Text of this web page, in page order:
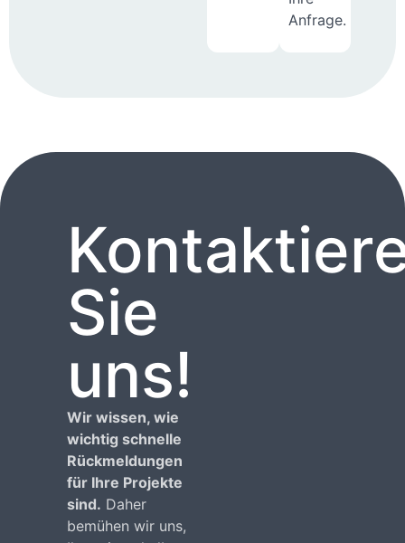
Anfrage.
Sie
uns!
Wir wissen, wie
wichtig schnelle
Rückmeldungen
für Ihre Projekte
sind. Daher
bemühen wir uns,